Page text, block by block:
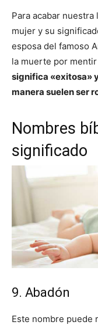
Para acabar
mujer y su
esposa del famoso
la muerte por
significa «exitosa»
manera suelen ser
Nombres
significado
9. Abadón
Este nombre puede